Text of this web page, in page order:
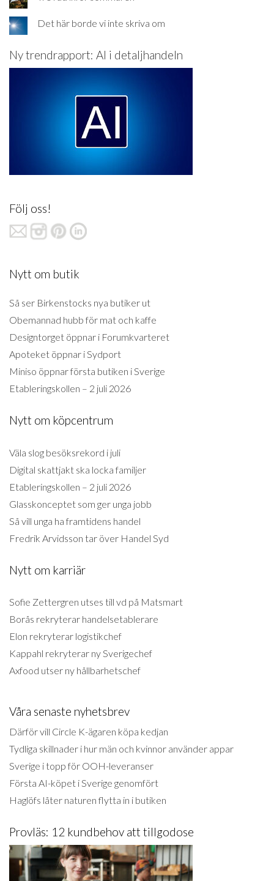
Det här borde vi inte skriva om
Ny trendrapport: AI i detaljhandeln
Följ oss!
Nytt om butik
Så ser Birkenstocks nya butiker ut
Obemannad hubb för mat och kaffe
Designtorget öppnar i Forumkvarteret
Apoteket öppnar i Sydport
Miniso öppnar första butiken i Sverige
Etableringskollen – 2 juli 2026
Nytt om köpcentrum
Väla slog besöksrekord i juli
Digital skattjakt ska locka familjer
Etableringskollen – 2 juli 2026
Glasskonceptet som ger unga jobb
Så vill unga ha framtidens handel
Fredrik Arvidsson tar över Handel Syd
Nytt om karriär
Sofie Zettergren utses till vd på Matsmart
Borås rekryterar handelsetablerare
Elon rekryterar logistikchef
Kappahl rekryterar ny Sverigechef
Axfood utser ny hållbarhetschef
Våra senaste nyhetsbrev
Därför vill Circle K-ägaren köpa kedjan
Tydliga skillnader i hur män och kvinnor använder appar
Sverige i topp för OOH-leveranser
Första AI-köpet i Sverige genomfört
Haglöfs låter naturen flytta in i butiken
Provläs: 12 kundbehov att tillgodose